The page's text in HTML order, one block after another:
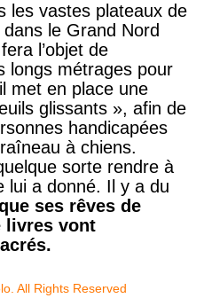
les vastes plateaux de
le Grand Nord
l’objet de
longs métrages pour
met en place une
glissants », afin de
handicapées
à chiens.
sorte rendre à
lui a donné. Il y a du
ses rêves de
livres vont